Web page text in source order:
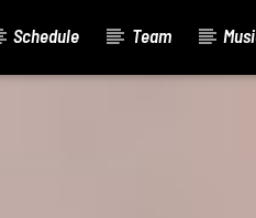
Schedule Team